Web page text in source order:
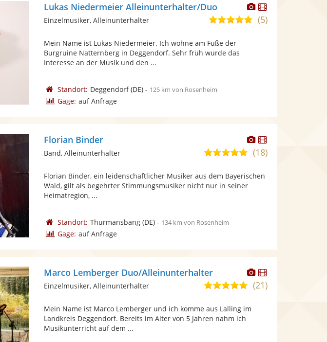
Dieser
Künstler
stellt
Dieser
Künstler
Lukas Niedermeier Alleinunterhalter/Duo
4,8(5)
Einzelmusiker, Alleinunterhalter
Mein Name ist Lukas Niedermeier. Ich wohne am Fuße der
Burgruine Natternberg in Deggendorf. Sehr früh wurde das
Interesse an der Musik und den ...
Standort: Deggendorf(DE)- 125 km von Rosenheim
Gage: auf Anfrage
Dieser
Künstler
stellt
bereit.
Dieser
Künstler
Florian Binder
4,9
5
(18)
Band, Alleinunterhalter
Florian Binder, ein leidenschaftlicher Musiker aus dem Bayerischen
Wald, gilt als begehrter Stimmungsmusiker nicht nur in seiner
Heimatregion, ...
Standort: Thurmansbang(DE)- 134 km von Rosenheim
Gage: auf Anfrage
Dieser
Künstler
stellt
Dieser
Künstler
Marco Lemberger Duo/Alleinunterhalter
5,0
5
(21)
Einzelmusiker, Alleinunterhalter
Mein Name ist Marco Lemberger und ich komme aus Lalling im
Landkreis Deggendorf. Bereits im Alter von 5 Jahren nahm ich
Musikunterricht auf dem ...